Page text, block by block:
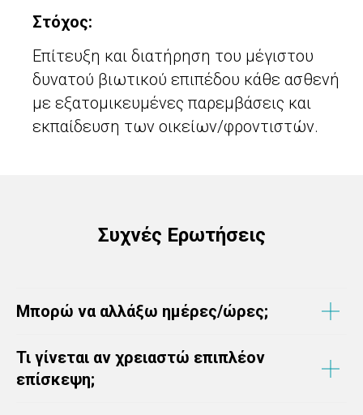
Στόχος:
Επίτευξη και διατήρηση του μέγιστου
δυνατού βιωτικού επιπέδου κάθε ασθενή
με εξατομικευμένες παρεμβάσεις και
εκπαίδευση των οικείων/φροντιστών.
Συχνές Ερωτήσεις
Μπορώ να αλλάξω ημέρες/ώρες;
Τι γίνεται αν χρειαστώ επιπλέον
επίσκεψη;